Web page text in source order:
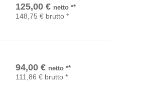
125,00 € netto**
148,75 € brutto *
94,00 € netto**
111,86 € brutto *
In den Warenkorb